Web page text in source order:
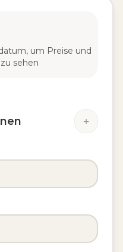
um Preise und
sehen
+